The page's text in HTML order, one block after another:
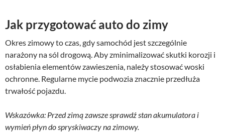
Jak przygotować auto do zimy
Okres zimowy to czas, gdy samochód jest szczególnie
narażony na sól drogową. Aby zminimalizować skutki korozji i
osłabienia elementów zawieszenia, należy stosować woski
ochronne. Regularne mycie podwozia znacznie przedłuża
trwałość pojazdu.
Wskazówka: Przed zimą zawsze sprawdź stan akumulatora i
wymień płyn do spryskiwaczy na zimowy.